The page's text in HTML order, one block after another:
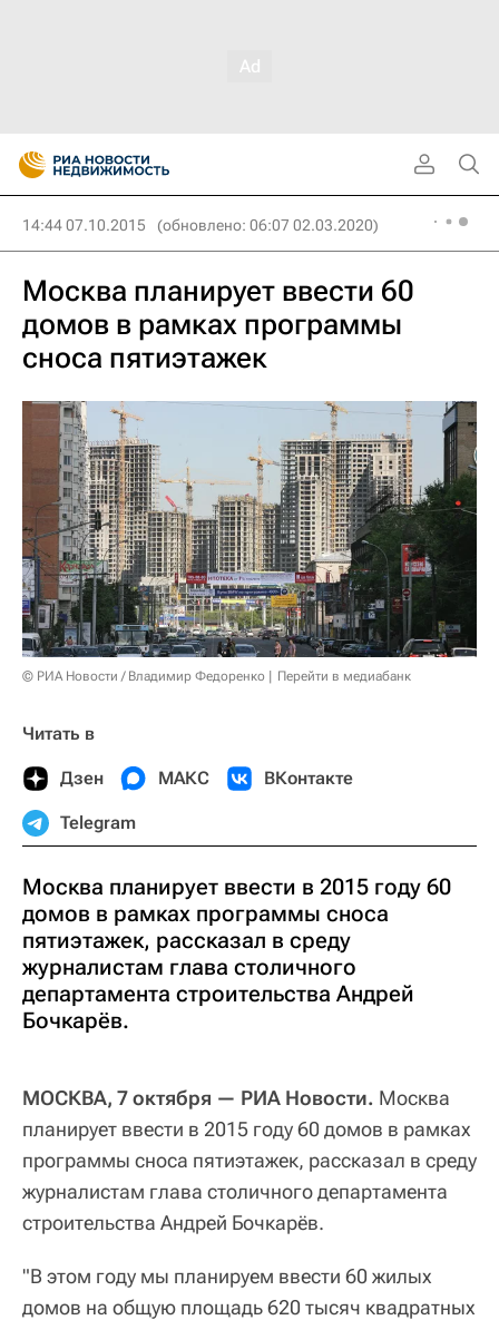
14:44 07.10.2015 (обновлено: 06:07 02.03.2020)
Москва планирует ввести 60
домов в рамках программы
сноса пятиэтажек
© РИА Новости / Владимир Федоренко Перейти в медиабанк
Читать в
Дзен МАКС ВКонтакте
Telegram
Москва планирует ввести в 2015 году 60
домов в рамках программы сноса
пятиэтажек, рассказал в среду
журналистам глава столичного
департамента строительства Андрей
Бочкарёв.
МОСКВА, 7 октября — РИА Новости. Москва
планирует ввести в 2015 году 60 домов в рамках
программы сноса пятиэтажек, рассказал в среду
журналистам глава столичного департамента
строительства Андрей Бочкарёв.
"В этом году мы планируем ввести 60 жилых
домов на общую площадь 620 тысяч квадратных